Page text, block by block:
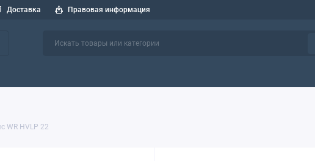
Доставка Правовая информация
WR HVLP 22